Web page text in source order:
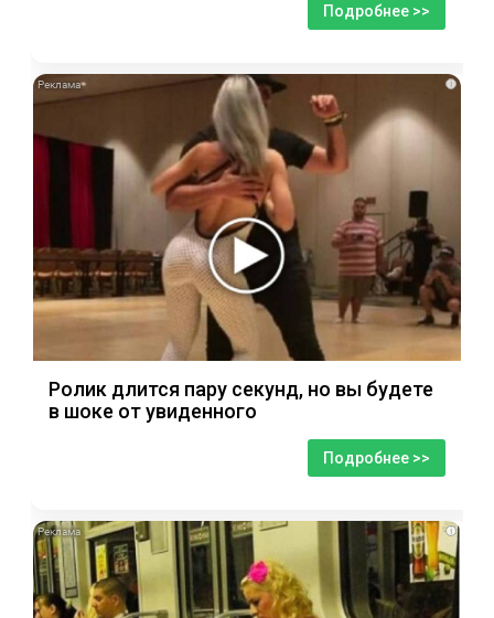
Подробнее >>
i
Ролик длится пару секунд, но вы будете
в шоке от увиденного
Подробнее >>
i